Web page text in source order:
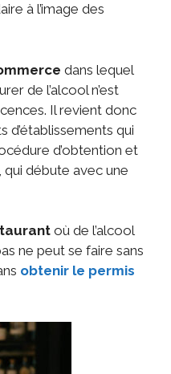
à l’image des
dans lequel
de l’alcool n’est
Il revient donc
d’établissements qui
d’obtention et
qui débute avec une
où de l’alcool
ne peut se faire sans
obtenir le permis